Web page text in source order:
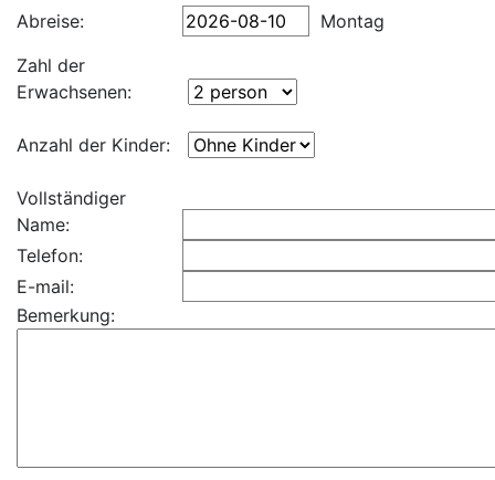
Abreise:
Montag
Zahl der
Erwachsenen:
Anzahl der Kinder:
Vollständiger
Name:
Telefon:
E-mail:
Bemerkung: